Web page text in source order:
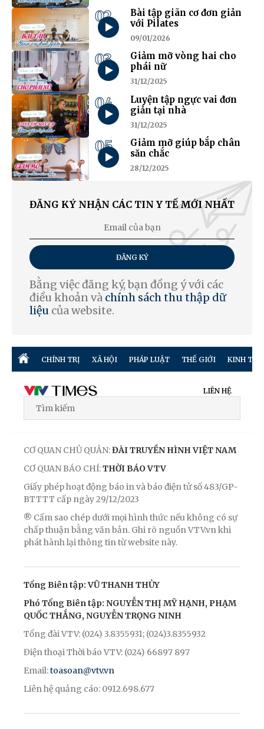
02
Bài tập giãn cơ đơn giản
với Pilates
09/01/2026
03
Giảm mỡ vòng hai cho
phái nữ
31/12/2025
04
Luyện tập ngực vai đơn
giản tại nhà
31/12/2025
05
Giảm mỡ giúp bắp chân
săn chắc
28/12/2025
ĐĂNG KÝ NHẬN CÁC TIN Y TẾ MỚI NHẤT
ĐĂNG KÝ
Bằng việc đăng ký, bạn đồng ý với các
điều khoản và chính sách thu thập dữ
liệu của website.
CHÍNH TRỊ XÃ HỘI PHÁP LUẬT THẾ GIỚI KINH TẾ
LIÊN HỆ
CƠ QUAN CHỦ QUẢN:ĐÀI TRUYỀN HÌNH VIỆT NAM
CƠ QUAN BÁO CHÍ:THỜI BÁO VTV
Giấy phép hoạt động báo in và báo điện tử số 483/GP-
BTTTT cấp ngày 29/12/2023
® Cấm sao chép dưới mọi hình thức nếu không có sự
chấp thuận bằng văn bản. Ghi rõ nguồn VTV.vn khi
phát hành lại thông tin từ website này.
Tổng Biên tập: VŨ THANH THỦY
Phó Tổng Biên tập: NGUYỄN THỊ MỸ HẠNH, PHẠM
QUỐC THẮNG, NGUYỄN TRỌNG NINH
Tổng đài VTV: (024) 3.8355931; (024)3.8355932
Điện thoại Thời báo VTV: (024) 66897 897
Email:toasoan@vtv.vn
Liên hệ quảng cáo: 0912.698.677